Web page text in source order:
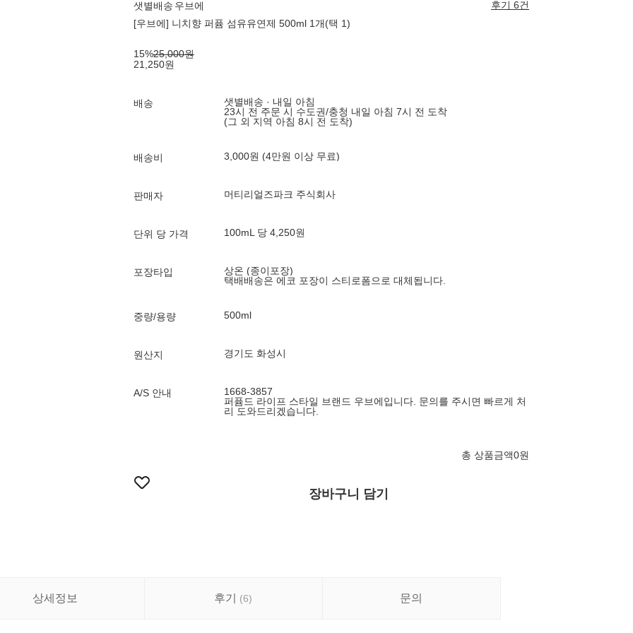
샛별배송 우브에
후기 6건
[우브에] 니치향 퍼퓸 섬유유연제 500ml 1개(택 1)
15%25,000원
21,250원
배송
샛별배송 · 내일 아침
23시 전 주문 시 수도권/충청 내일 아침 7시 전 도착
(그 외 지역 아침 8시 전 도착)
배송비 3,000원 (4만원 이상 무료)
판매자 머티리얼즈파크 주식회사
단위 당 가격 100mL 당 4,250원
포장타입
상온 (종이포장)
택배배송은 에코 포장이 스티로폼으로 대체됩니다.
중량/용량 500ml
원산지 경기도 화성시
A/S 안내
1668-3857
퍼퓸드 라이프 스타일 브랜드 우브에입니다. 문의를 주시면 빠르게 처
리 도와드리겠습니다.
총 상품금액0원
장바구니 담기
상세정보 후기 (6) 문의